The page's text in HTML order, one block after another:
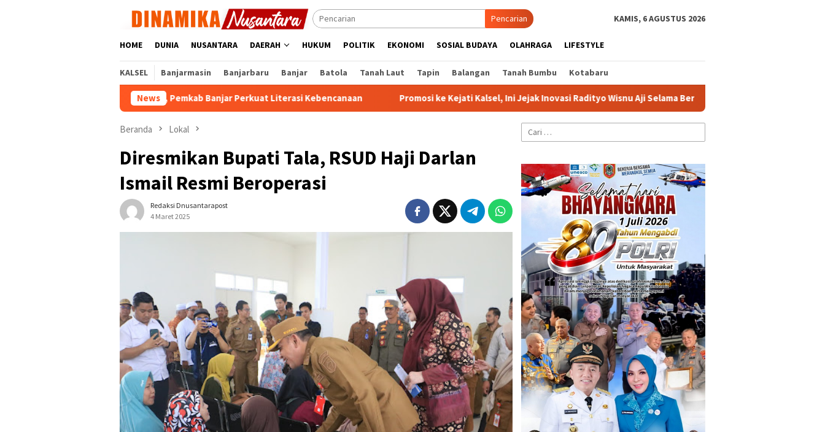
Pencarian KAMIS, 6 AGUSTUS 2026
HOME DUNIA NUSANTARA DAERAH HUKUM POLITIK EKONOMI SOSIAL BUDAYA OLAHRAGA LIFESTYLE
KALSEL Banjarmasin Banjarbaru Banjar Batola Tanah Laut Tapin Balangan Tanah Bumbu Kotabaru
News
Banjir hingga Karhutla, Pemkab Banjar Perkuat Literasi Kebencanaan Promosi ke Kejati Kalsel, Ini Jejak Inovasi Radityo Wisnu Aji Selama Bertugas di Kejari Banjar
Beranda Lokal
Diresmikan Bupati Tala, RSUD Haji Darlan
Ismail Resmi Beroperasi
Redaksi Dnusantarapost
4 Maret 2025
Cari
untuk: